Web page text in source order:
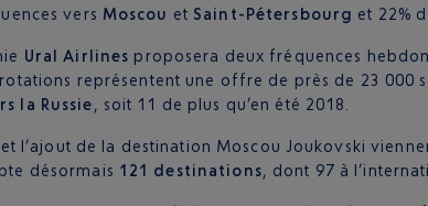
vers Moscou et Saint-Pétersbourg et 22%
Ural Airlines proposera deux fréquences
représentent une offre de près de 23 000
la Russie, soit 11 de plus qu’en été 2018.
l’ajout de la destination Moscou Joukovski
désormais 121 destinations, dont 97 à